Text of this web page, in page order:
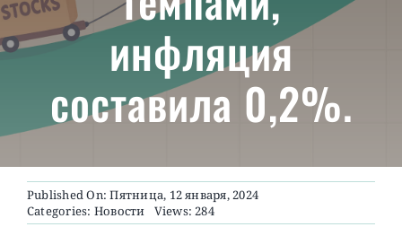
О ПРОЕКТЕинфляция
составила 0,2%.
Published On: Пятница, 12 января, 2024
Categories: Новости Views: 284